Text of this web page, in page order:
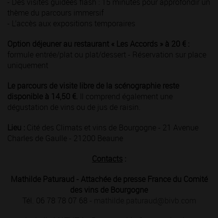
thème du parcours immersif
- L’accès aux expositions temporaires
Option déjeuner au restaurant « Les Accords » à 20 € :
formule entrée/plat ou plat/dessert - Réservation sur place
uniquement
Le parcours de visite libre de la scénographie reste
disponible à 14,50 €. Il comprend également une
dégustation de vins ou de jus de raisin.
Lieu : Cité des Climats et vins de Bourgogne - 21 Avenue
Charles de Gaulle - 21200 Beaune
Contacts :
Mathilde Paturaud - Attachée de presse France du Comité
des vins de Bourgogne
Tél. 06 78 78 07 68 -